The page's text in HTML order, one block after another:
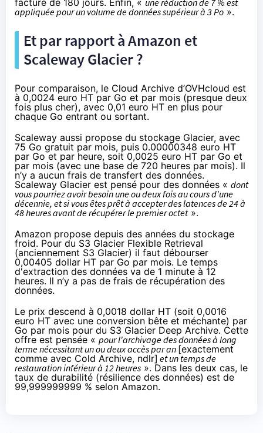
appliquée pour un volume de données supérieur à 3 Po ».
Et par rapport à Amazon et
Scaleway Glacier ?
Pour comparaison, le Cloud Archive d’OVHcloud est
à 0,0024 euro HT par Go et par mois (presque deux
fois plus cher), avec 0,01 euro HT en plus pour
chaque Go entrant ou sortant.
Scaleway aussi propose du stockage Glacier, avec
75 Go gratuit par mois, puis 0.00000348 euro HT
par Go et par heure, soit 0,0025 euro HT par Go et
par mois (avec une base de 720 heures par mois). Il
n’y a aucun frais de transfert des données.
Scaleway Glacier est pensé pour des données « dont
vous pourriez avoir besoin une ou deux fois au cours d'une
décennie, et si vous êtes prêt à accepter des latences de 24 à
48 heures avant de récupérer le premier octet».
Amazon propose depuis des années du stockage
froid. Pour du S3 Glacier Flexible Retrieval
(anciennement S3 Glacier) il faut débourser
0,00405 dollar HT par Go par mois. Le temps
d'extraction des données va de 1 minute à 12
heures. Il n’y a pas de frais de récupération des
données.
Le prix descend à 0,0018 dollar HT (soit 0,0016
euro HT avec une conversion bête et méchante) par
Go par mois pour du S3 Glacier Deep Archive. Cette
offre est pensée « pour l'archivage des données à long
terme nécessitant un ou deux accès par an [exactement
comme avec Cold Archive, ndlr] et un temps de
restauration inférieur à 12 heures ». Dans les deux cas, le
taux de durabilité (résilience des données) est de
99,999999999 % selon Amazon.